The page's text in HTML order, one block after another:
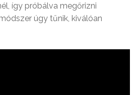
így próbálva megőrizni
úgy tűnik, kiválóan